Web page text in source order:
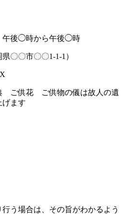
午後◯時から午後◯時
〇〇市〇〇1-1-1）
ご供花 ご供物の儀は故人の遺
げます
う場合は、その旨がわかるよう